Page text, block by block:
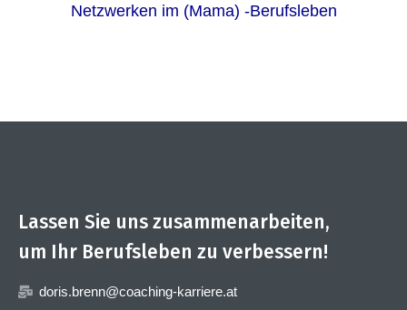
Netzwerken im (Mama) -Berufsleben
Lassen Sie uns zusammenarbeiten,
um Ihr Berufsleben zu verbessern!
doris.brenn@coaching-karriere.at